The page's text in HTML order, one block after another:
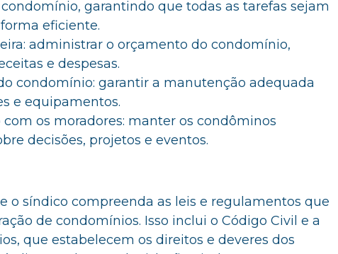
garantindo que todas as tarefas sejam
eficiente.
administrar o orçamento do condomínio,
e despesas.
condomínio: garantir a manutenção adequada
e equipamentos.
os moradores: manter os condôminos
decisões, projetos e eventos.
o síndico compreenda as leis e regulamentos que
de condomínios. Isso inclui o Código Civil e a
que estabelecem os direitos e deveres dos